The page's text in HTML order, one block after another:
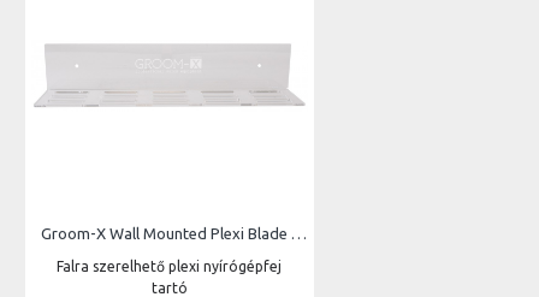
Groom-X Wall Mounted Plexi Blade Holder for 15 Blades
Falra szerelhető plexi nyírógépfej
tartó